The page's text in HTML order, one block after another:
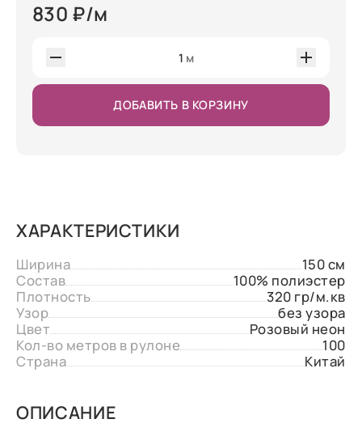
830 ₽/м
1 м
ДОБАВИТЬ В КОРЗИНУ
ХАРАКТЕРИСТИКИ
Ширина
150 см
Состав
100% полиэстер
Плотность
320 гр/м.кв
Узор
без узора
Цвет
Розовый неон
Кол-во метров в рулоне
100
Страна
Китай
ОПИСАНИЕ